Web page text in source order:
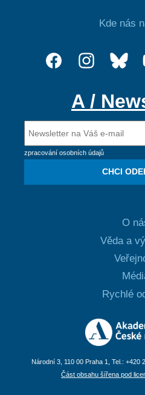
Kde nás
A /
zpracování osobních údajů
CHCI
O
Věda a
Rychlé
Národní 3, 110 00 Praha 1, Tel.: +420
Část obsahu šířena pod